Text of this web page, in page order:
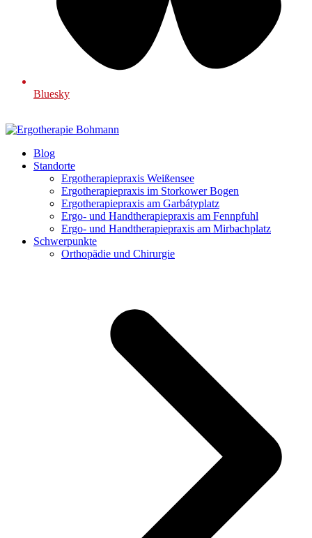
Bluesky
Blog
Standorte
Ergotherapiepraxis Weißensee
Ergotherapiepraxis im Storkower Bogen
Ergotherapiepraxis am Garbátyplatz
Ergo- und Handtherapiepraxis am Fennpfuhl
Ergo- und Handtherapiepraxis am Mirbachplatz
Schwerpunkte
Orthopädie und Chirurgie